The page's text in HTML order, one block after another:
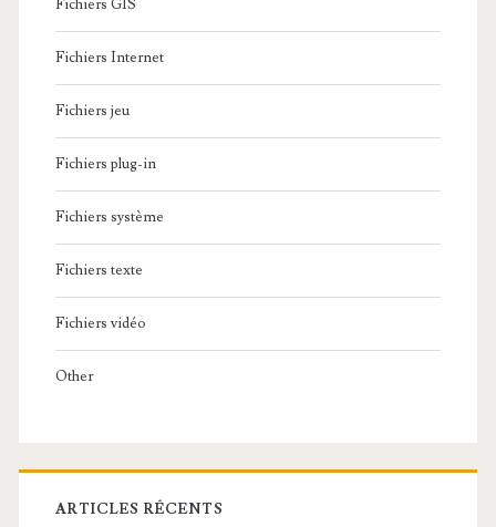
Fichiers GIS
Fichiers Internet
Fichiers jeu
Fichiers plug-in
Fichiers système
Fichiers texte
Fichiers vidéo
Other
ARTICLES RÉCENTS